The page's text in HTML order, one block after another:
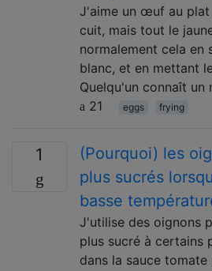
J'aime un œuf au
cuit, mais tout le
normalement cela en
blanc, et en mettant
Quelqu'un connaît un
21
eggs frying
1
(Pourquoi) les
plus sucrés
basse
J'utilise des oignons
plus sucré à certains
dans la sauce